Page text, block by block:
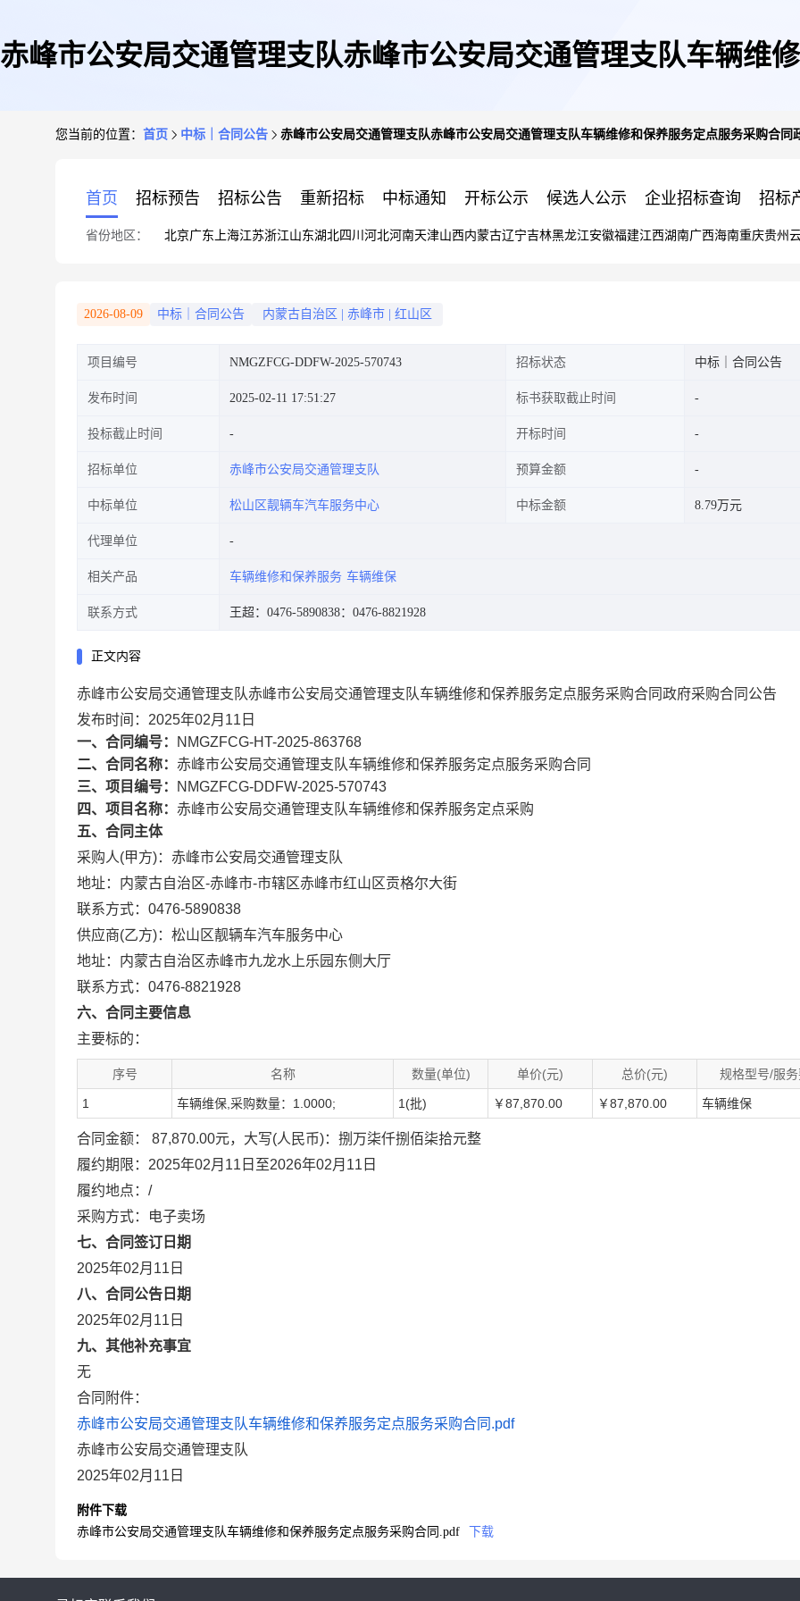
赤峰市公安局交通管理支队赤峰市公安局交通管理支队车辆维
您当前的位置： 首页 中标｜合同公告 赤峰市公安局交通管理支队赤峰市公安局交通管理支队车辆维修和保养服务定点服务采购合同
首页 招标预告 招标公告 重新招标 中标通知 开标公示 候选人公示 企业招标查询 招标
省份地区： 北京广东 上海江苏浙江山东湖北四川 河北河南天津山西内蒙古辽宁吉林黑龙江安徽福建江西湖南广西海南重庆贵州
2026-08-09 中标｜合同公告 内蒙古自治区 赤峰市 红山区
项目编号 NMGZFCG-DDFW-2025-570743 招标状态 中标｜合同公告
发布时间 2025-02-11 17:51:27 标书获取截止时间
投标截止时间 开标时间
招标单位 赤峰市公安局交通管理支队 预算金额
中标单位 松山区靓辆车汽车服务中心 中标金额 8.79万元
代理单位
相关产品 车辆维修和保养服务 车辆维保
联系方式 王超：0476-5890838：0476-8821928
正文内容
赤峰市公安局交通管理支队赤峰市公安局交通管理支队车辆维修和保养服务定点服务采购合同政府采购合同公告
发布时间：2025年02月11日
一、合同编号：
NMGZFCG-HT-2025-863768
二、合同名称： 赤峰市公安局交通管理支队车辆维修和保养服务定点服务采购合同
三、项目编号：
NMGZFCG-DDFW-2025-570743
四、项目名称： 赤峰市公安局交通管理支队车辆维修和保养服务定点采购
五、合同主体
采购人(甲方)：赤峰市公安局交通管理支队
地址：内蒙古自治区-赤峰市-市辖区赤峰市红山区贡格尔大街
联系方式：0476-5890838
供应商(乙方)：松山区靓辆车汽车服务中心
地址：内蒙古自治区赤峰市九龙水上乐园东侧大厅
联系方式：0476-8821928
六、合同主要信息
主要标的：
序号 名称 数量(单位) 单价(元) 总价(元) 规格型号/服
1 车辆维保,采购数量：1.0000; 1(批) ￥87,870.00 ￥87,870.00 车辆维保
合同金额： 87,870.00元，大写(人民币)：捌万柒仟捌佰柒拾元整
履约期限：2025年02月11日至2026年02月11日
履约地点：/
采购方式：电子卖场
七、合同签订日期
2025年02月11日
八、合同公告日期
2025年02月11日
九、其他补充事宜
无
合同附件：
赤峰市公安局交通管理支队车辆维修和保养服务定点服务采购合同.pdf
赤峰市公安局交通管理支队
2025年02月11日
附件下载
赤峰市公安局交通管理支队车辆维修和保养服务定点服务采购合同.pdf
下载